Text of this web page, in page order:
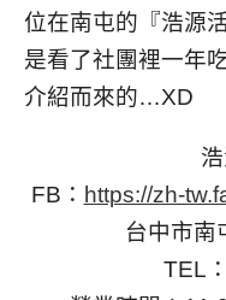
位在南屯的『浩源
是看了社團裡一年
介紹而來的…XD
FB： https://zh-
台中市南
TEL